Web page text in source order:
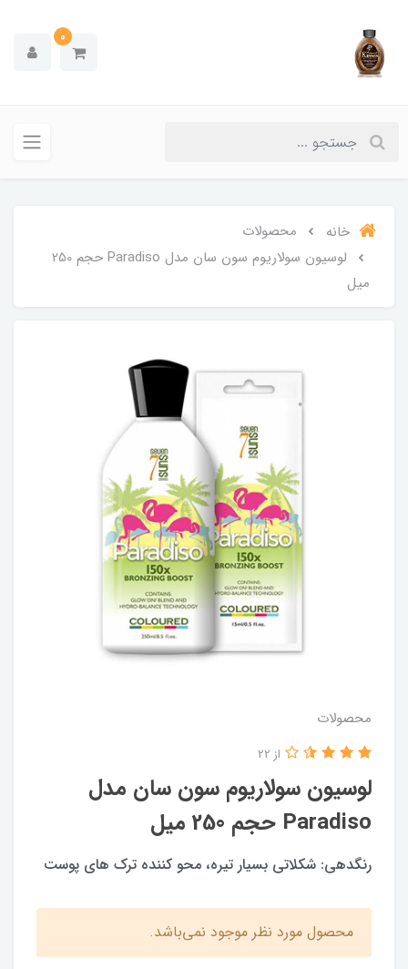
0
خانه
محصولات
لوسیون سولاریوم سون سان مدل Paradiso حجم 250
میل
محصولات
لوسیون سولاریوم سون سان مدل
Paradiso حجم 250 میل
از 22
رنگدهی: شکلاتی بسیار تیره، محو کننده ترک های پوست
محصول مورد نظر موجود نمی‌باشد.